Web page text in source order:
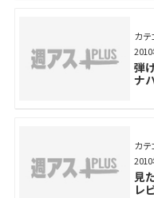
カテ
弾
ナ
カテ
見
レ